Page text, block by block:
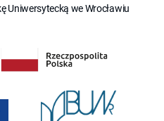
Uniwersytecką we Wrocławiu